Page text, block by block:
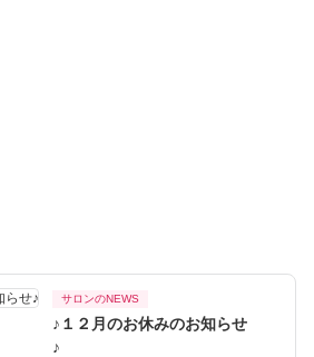
サロンのNEWS
♪１２月のお休みのお知らせ
♪